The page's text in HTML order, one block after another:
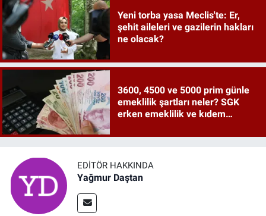
Yeni torba yasa Meclis'te: Er,
şehit aileleri ve gazilerin hakları
ne olacak?
3600, 4500 ve 5000 prim günle
emeklilik şartları neler? SGK
erken emeklilik ve kıdem
EDITÖR HAKKINDA
Yağmur Daştan